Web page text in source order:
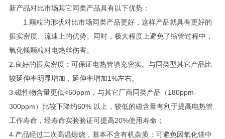
新产品对比市场其它同类产品具有以下优势：
1.颗粒的形状对比市场同类产品更好，这样产品就具有更好的
振实密度、流速上的优势。同时，极大程度上避免了缩管过程中，
氧化镁颗粒对电热丝伤害。
2.良好的振实密度：可保证电热管填充密实。与同类型其它产品比
较延伸率明显增加，延伸率增加1%左右。
3.磁性物含量更低<60ppm，与其它厂商同类产品（180ppm-
300ppm）比较下降约60% 以上，较低的磁含量有利于提高电热管
工作寿命，经寿命实验验证可提高20%使用寿命；
4.产品经过二次高温煅烧，基本不含有机杂质：可避免因氧化镁中